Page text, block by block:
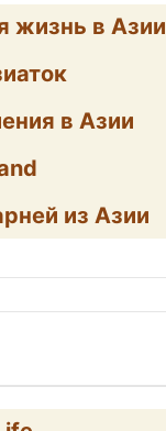
жизнь в Азии
в Азии
из Азии